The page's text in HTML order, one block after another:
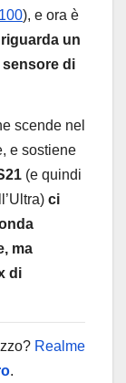
), e ora è
un
di
scende nel
e sostiene
(e quindi
ci
ma
di
Realme
.